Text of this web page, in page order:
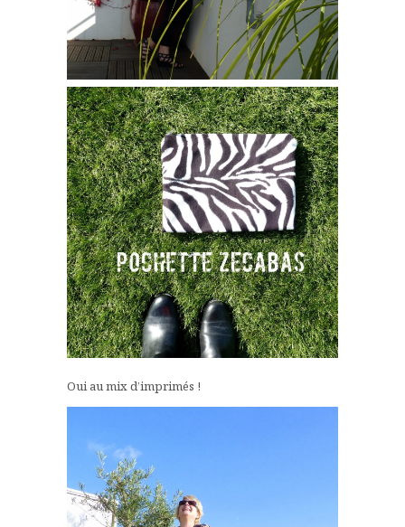
Oui au mix d’imprimés !